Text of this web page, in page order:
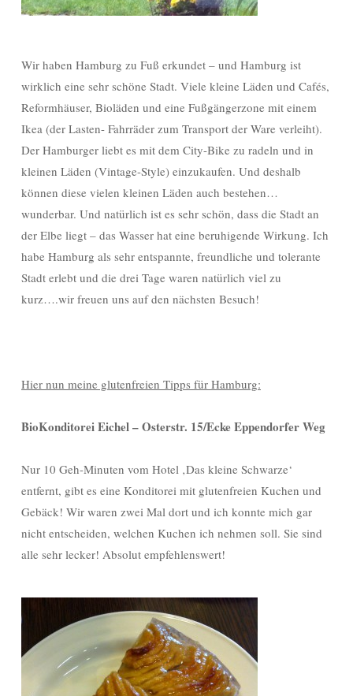
Wir haben Hamburg zu Fuß erkundet – und Hamburg ist
wirklich eine sehr schöne Stadt. Viele kleine Läden und Cafés,
Reformhäuser, Bioläden und eine Fußgängerzone mit einem
Ikea (der Lasten- Fahrräder zum Transport der Ware verleiht).
Der Hamburger liebt es mit dem City-Bike zu radeln und in
kleinen Läden (Vintage-Style) einzukaufen. Und deshalb
können diese vielen kleinen Läden auch bestehen…
wunderbar. Und natürlich ist es sehr schön, dass die Stadt an
der Elbe liegt – das Wasser hat eine beruhigende Wirkung. Ich
habe Hamburg als sehr entspannte, freundliche und tolerante
Stadt erlebt und die drei Tage waren natürlich viel zu
kurz….wir freuen uns auf den nächsten Besuch!
Hier nun meine glutenfreien Tipps für Hamburg:
BioKonditorei Eichel – Osterstr. 15/Ecke Eppendorfer Weg
Nur 10 Geh-Minuten vom Hotel ‚Das kleine Schwarze‘
entfernt, gibt es eine Konditorei mit glutenfreien Kuchen und
Gebäck! Wir waren zwei Mal dort und ich konnte mich gar
nicht entscheiden, welchen Kuchen ich nehmen soll. Sie sind
alle sehr lecker! Absolut empfehlenswert!